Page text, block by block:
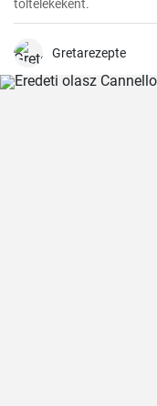
töltelékeként.
Gretarezepte